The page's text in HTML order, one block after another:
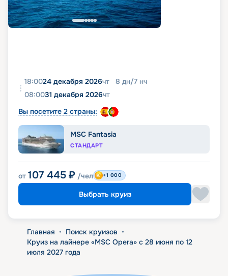
18:0024 декабря 2026чт 8 дн/7 нч
08:0031 декабря 2026чт
Вы посетите 2 страны:
MSC Fantasia
СТАНДАРТ
от 107 445 ₽ /чел +1 000
Выбрать круиз
Главная • Поиск круизов •
Круиз на лайнере «MSC Opera» с 28 июня по 12
июля 2027 года